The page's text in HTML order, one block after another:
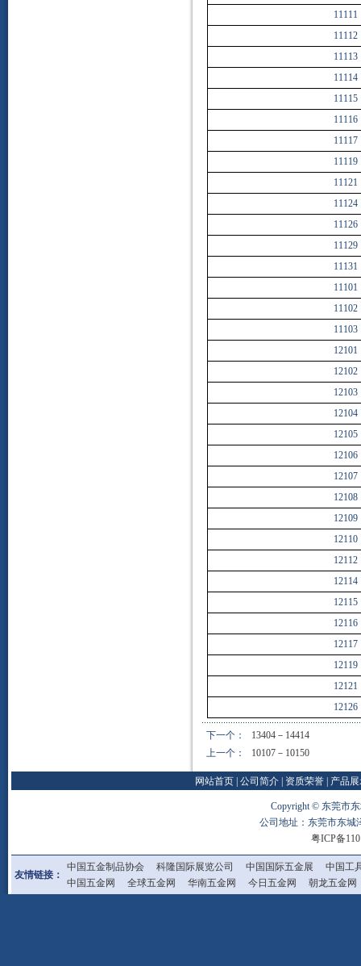
11111
11112
11113
11114
11115
11116
11117
11119
11121
11124
11126
11129
11131
11101
11102
11103
12101
12102
12103
12104
12105
12106
12107
12108
12109
12110
12112
12114
12115
12116
12117
12119
12121
12126
下一个：
13404－14414
上一个：
10107－10150
网站首页 公司简介 资质荣誉 产品
Copyright © 东莞市
公司地址：东莞市东
粤ICP备
友情链接：
中国五金制品协会 科隆国际展览公司 中国国际五金展
中国工
中国五金网
全球五金网 华南五金网 今日五金网 朝龙五金网